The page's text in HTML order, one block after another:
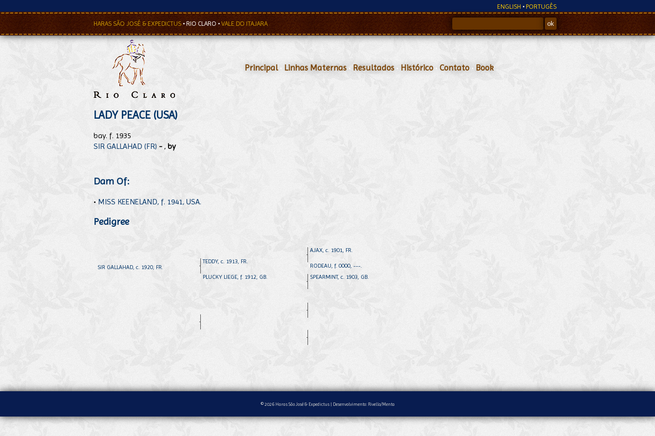
ENGLISH • PORTUGÊS
HARAS SÃO JOSÉ & EXPEDICTUS • RIO CLARO •VALE DO ITAJARA
Principal• Linhas Maternas • Resultados • Histórico • Contato • Book
LADY PEACE (USA)
bay. f. 1935
SIR GALLAHAD (FR) - , by
Dam Of:
• MISS KEENELAND, f. 1941, USA.
Pedigree
SIR GALLAHAD, c. 1920, FR.
TEDDY, c. 1913, FR.
PLUCKY LIEGE, f. 1912, GB.
AJAX, c. 1901, FR.
RODEAU, f. 0000, ---.
SPEARMINT, c. 1903, GB.
© 2026 Haras São José & Expedictus | Desenvolvimento: Rivello/Menta